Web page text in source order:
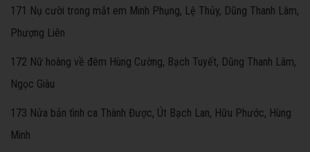
171 Nụ cười trong mắt em Minh Phụng, Lệ Thủy, Dũng Thanh Lâm,
Phượng Liên
172 Nữ hoàng về đêm Hùng Cường, Bạch Tuyết, Dũng Thanh Lâm,
Ngọc Giàu
173 Nửa bản tình ca Thành Được, Út Bạch Lan, Hữu Phước, Hùng
Minh